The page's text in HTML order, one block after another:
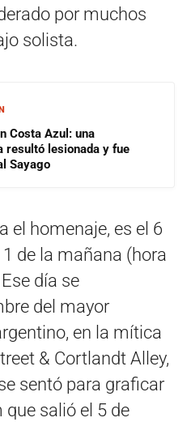
por muchos
solista.
Costa Azul: una
resultó lesionada y fue
Sayago
el homenaje, es el 6
de la mañana (hora
día se
del mayor
en la mítica
& Cortlandt Alley,
sentó para graficar
que salió el 5 de